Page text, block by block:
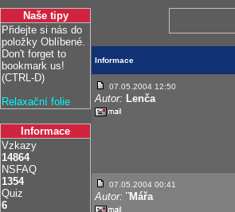
Naše tipy
Přidejte si nás do
položky Oblíbené.
Don't forget to
bookmark us!
(CTRL-D)
Relaxační folie
Informace
Vzkazy
14864
NSFAQ
1354
Quiz
6
Informace
07.05.2004 12:50
Autor: Lenča
07.05.2004 00:41
Autor: ¨Mářa